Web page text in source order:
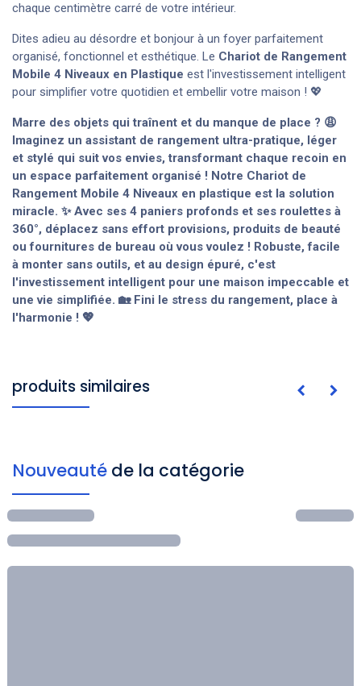
chaque centimètre carré de votre intérieur.
Dites adieu au désordre et bonjour à un foyer parfaitement
organisé, fonctionnel et esthétique. Le Chariot de Rangement
Mobile 4 Niveaux en Plastique est l'investissement intelligent
pour simplifier votre quotidien et embellir votre maison ! 💖
Marre des objets qui traînent et du manque de place ? 😩
Imaginez un assistant de rangement ultra-pratique, léger
et stylé qui suit vos envies, transformant chaque recoin en
un espace parfaitement organisé ! Notre Chariot de
Rangement Mobile 4 Niveaux en plastique est la solution
miracle. ✨ Avec ses 4 paniers profonds et ses roulettes à
360°, déplacez sans effort provisions, produits de beauté
ou fournitures de bureau où vous voulez ! Robuste, facile
à monter sans outils, et au design épuré, c'est
l'investissement intelligent pour une maison impeccable et
une vie simplifiée. 🏡 Fini le stress du rangement, place à
l'harmonie ! 💖
produits similaires
Nouveauté de la catégorie